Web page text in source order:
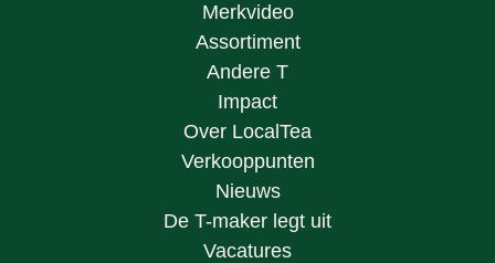
Merkvideo
Assortiment
Andere T
Impact
Over LocalTea
Verkooppunten
Nieuws
De T-maker legt uit
Vacatures